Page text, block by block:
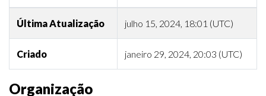
Organização
Última Atualização julho 15, 2024, 18:01 (UTC)
Criado janeiro 29, 2024, 20:03 (UTC)